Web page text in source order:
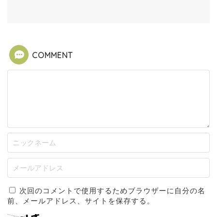
COMMENT
次回のコメントで使用するためブラウザーに自分の名
前、メールアドレス、サイトを保存する。